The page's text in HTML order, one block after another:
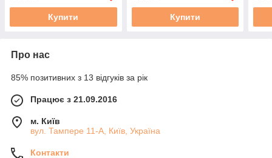
Купити Купити
Про нас
85% позитивних з 13 відгуків за рік
Працює з 21.09.2016
м. Київ
вул. Тампере 11-А, Київ, Україна
Контакти